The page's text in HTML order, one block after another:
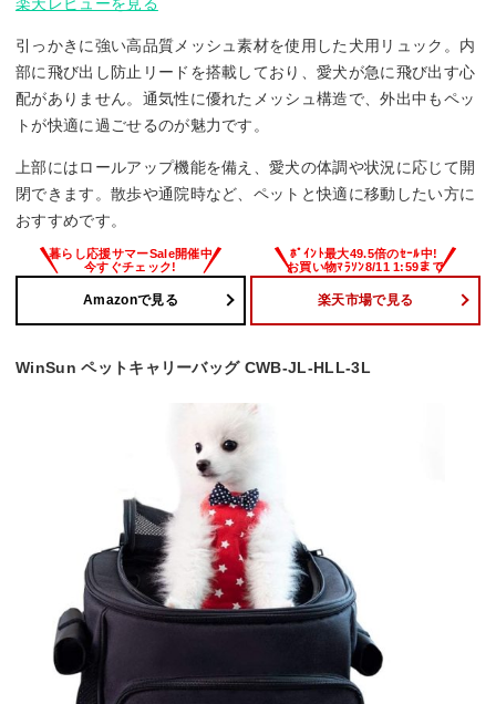
引っかきに強い高品質メッシュ素材を使用した犬用リュック。内
部に飛び出し防止リードを搭載しており、愛犬が急に飛び出す心
配がありません。通気性に優れたメッシュ構造で、外出中もペッ
トが快適に過ごせるのが魅力です。
上部にはロールアップ機能を備え、愛犬の体調や状況に応じて開
閉できます。散歩や通院時など、ペットと快適に移動したい方に
おすすめです。
Amazonで見る 楽天市場で見る
WinSun ペットキャリーバッグ CWB-JL-HLL-3L